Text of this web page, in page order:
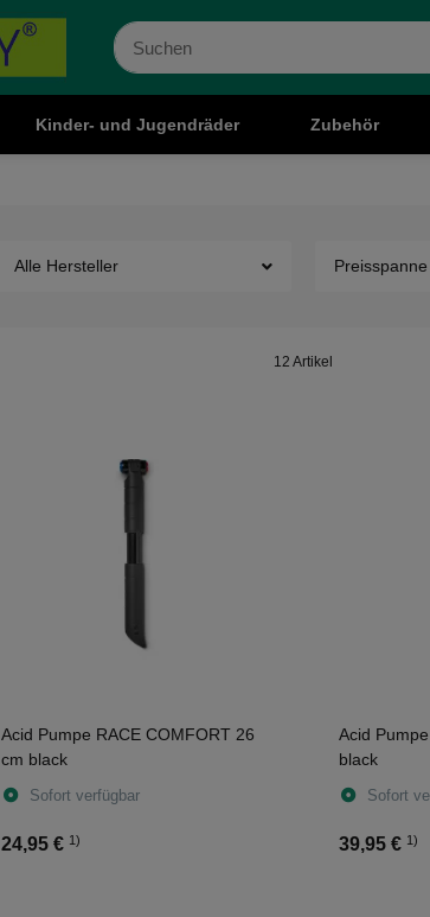
Kinder- und Jugendräder Zubehör
Alle Hersteller Preisspanne
12 Artikel
Acid Pumpe RACE COMFORT 26
cm black
Sofort verfügbar
24,95 € 1)
Acid
black
Sofort
39,95 € 1)